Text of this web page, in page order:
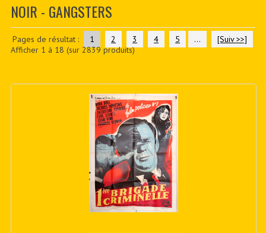
PDF BOOKS
NOIR - GANGSTERS
Pages de résultat : 1 2 3 4 5 ...
[Suiv >>]
Afficher 1 à 18 (sur 2839 produits)